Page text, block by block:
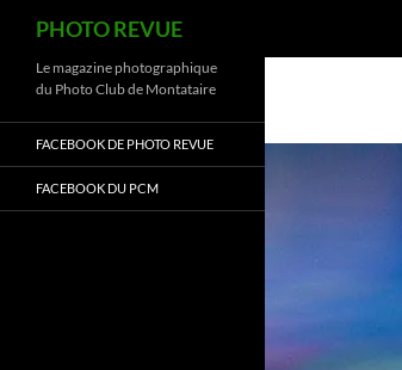
Aller
contenu
PHOTO REVUE
Le magazine photographique
du Photo Club de Montataire
FACEBOOK DE PHOTO REVUE
FACEBOOK DU PCM